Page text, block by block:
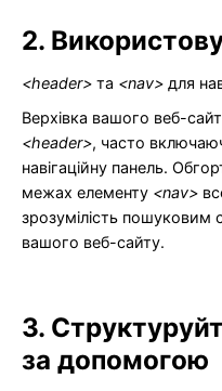
2.
<header> та <nav> для
Верхівка вашого веб-
<header>, часто
навігаційну панель.
межах елементу <nav>
зрозумілість
вашого веб-сайту.
3.
за допомогою